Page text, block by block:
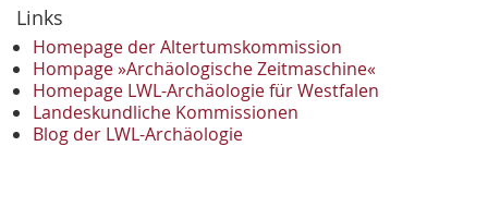
Dezember
November 2
Oktober 1
September 2
August 1
Mai 1
Links
Homepage der Altertumskommission
Hompage »Archäologische Zeitmaschine«
Homepage LWL-Archäologie für Westfalen
Landeskundliche Kommissionen
Blog der LWL-Archäologie